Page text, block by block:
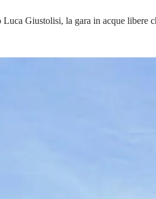
Giustolisi, la gara in acque libere